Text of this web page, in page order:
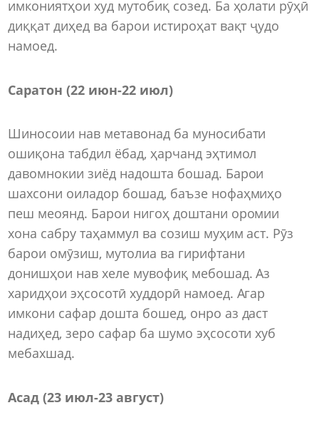
имкониятҳои худ мутобиқ созед. Ба ҳолати рӯҳӣ
диққат диҳед ва барои истироҳат вақт ҷудо
намоед.
Саратон (22 июн-22 июл)
Шиносоии нав метавонад ба муносибати
ошиқона табдил ёбад, ҳарчанд эҳтимол
давомнокии зиёд надошта бошад. Барои
шахсони оиладор бошад, баъзе нофаҳмиҳо
пеш меоянд. Барои нигоҳ доштани оромии
хона сабру таҳаммул ва созиш муҳим аст. Рӯз
барои омӯзиш, мутолиа ва гирифтани
донишҳои нав хеле мувофиқ мебошад. Аз
харидҳои эҳсосотӣ худдорӣ намоед. Агар
имкони сафар дошта бошед, онро аз даст
надиҳед, зеро сафар ба шумо эҳсосоти хуб
мебахшад.
Асад (23 июл-23 август)